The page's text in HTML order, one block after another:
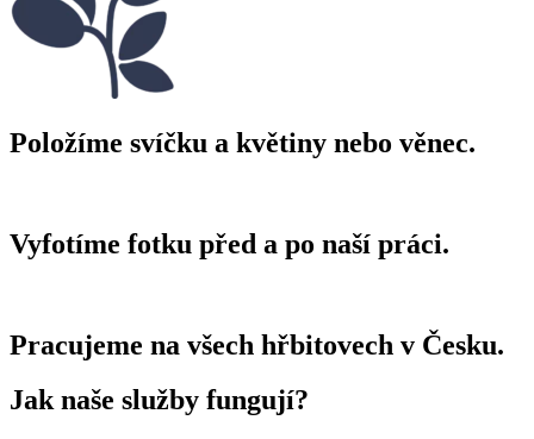
Položíme svíčku a květiny nebo věnec.
Vyfotíme fotku před a po naší práci.
Pracujeme na všech hřbitovech v Česku.
Jak naše služby fungují?